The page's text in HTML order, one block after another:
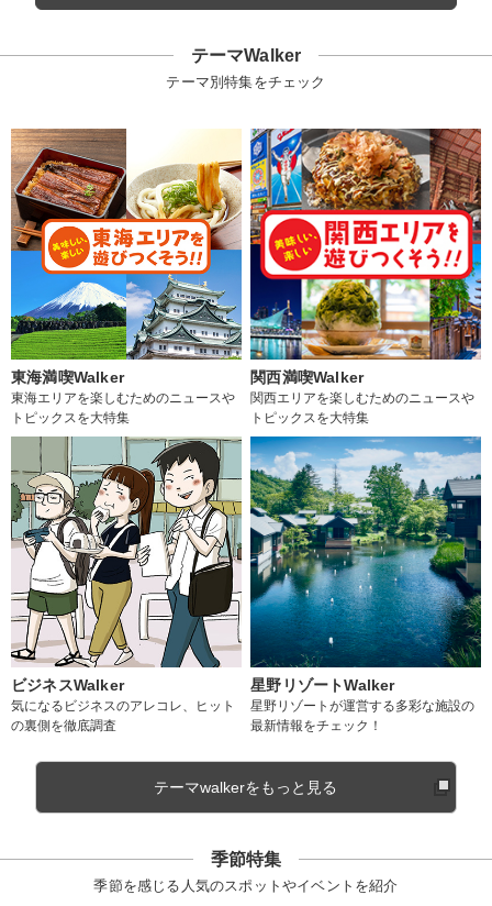
テーマWalker
テーマ別特集をチェック
東海満喫Walker
東海エリアを楽しむためのニュースや
トピックスを大特集
関西満喫Walker
関西エリアを楽しむためのニュースや
トピックスを大特集
ビジネスWalker
気になるビジネスのアレコレ、ヒット
の裏側を徹底調査
星野リゾートWalker
星野リゾートが運営する多彩な施設の
最新情報をチェック！
テーマwalkerをもっと見る
季節特集
季節を感じる人気のスポットやイベントを紹介